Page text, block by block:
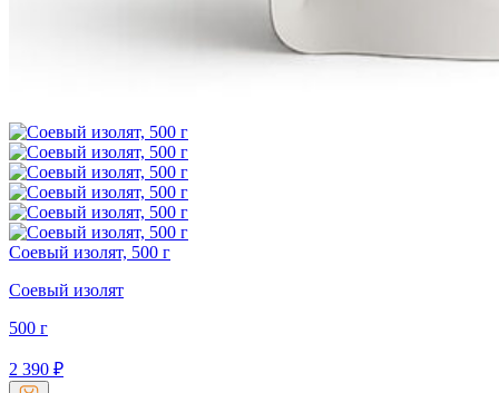
Соевый изолят, 500 г
Соевый изолят
500 г
2 390 ₽